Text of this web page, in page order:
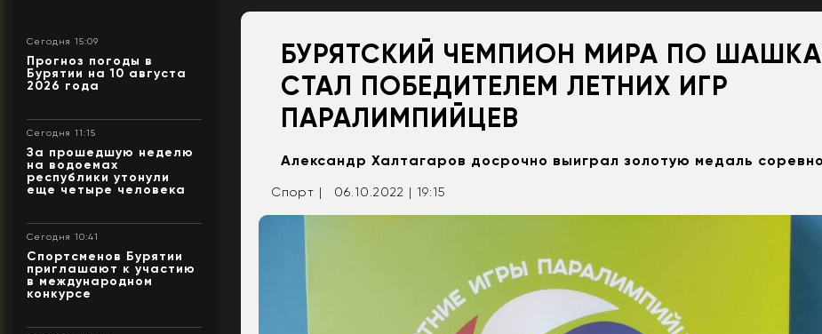
Сегодня 15:09
Прогноз погоды в
Бурятии на 10 августа
2026 года
Сегодня 11:15
За прошедшую неделю
на водоемах
республики утонули
еще четыре человека
Сегодня 10:41
Спортсменов Бурятии
приглашают к участию
в международном
конкурсе
БУРЯТСКИЙ ЧЕМПИОН МИРА ПО
СТАЛ ПОБЕДИТЕЛЕМ ЛЕТНИХ ИГР
ПАРАЛИМПИЙЦЕВ
Александр Халтагаров досрочно выиграл золотую медаль
Спорт | 06.10.2022 | 19:15